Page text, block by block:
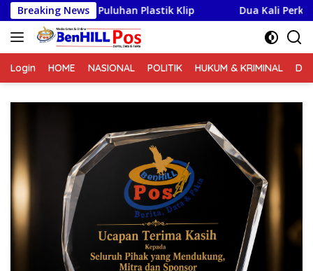
Langsung
ke
konten
Breaking News
Plastik Klip Dua Kali Perkosa Pelajar, Satres
Login HOME NASIONAL POLITIK HUKUM & KRIMINAL